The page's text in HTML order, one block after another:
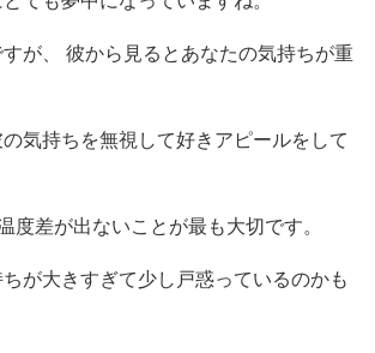
が、 彼から見るとあなたの気持ちが重
気持ちを無視して好きアピールをして
度差が出ないことが最も大切です。
が大きすぎて少し戸惑っているのかも